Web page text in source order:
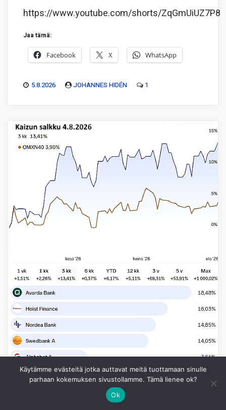
https://www.youtube.com/shorts/ZqGmUiUZ7P8
Jaa tämä:
Facebook X WhatsApp
5.8.2026 JOHANNES HIDÉN 1
Käytämme evästeitä jotka auttavat meitä tuottamaan sinulle
parhaan kokemuksen sivustollamme. Tämä lienee ok?
Ok